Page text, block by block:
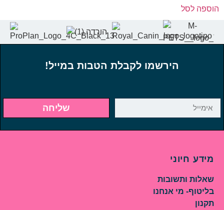
הוספה לסל
הירשמו לקבלת הטבות במייל!
שליחה
מידע חיוני
שאלות ותשובות
בליטוף- מי אנחנו
תקנון